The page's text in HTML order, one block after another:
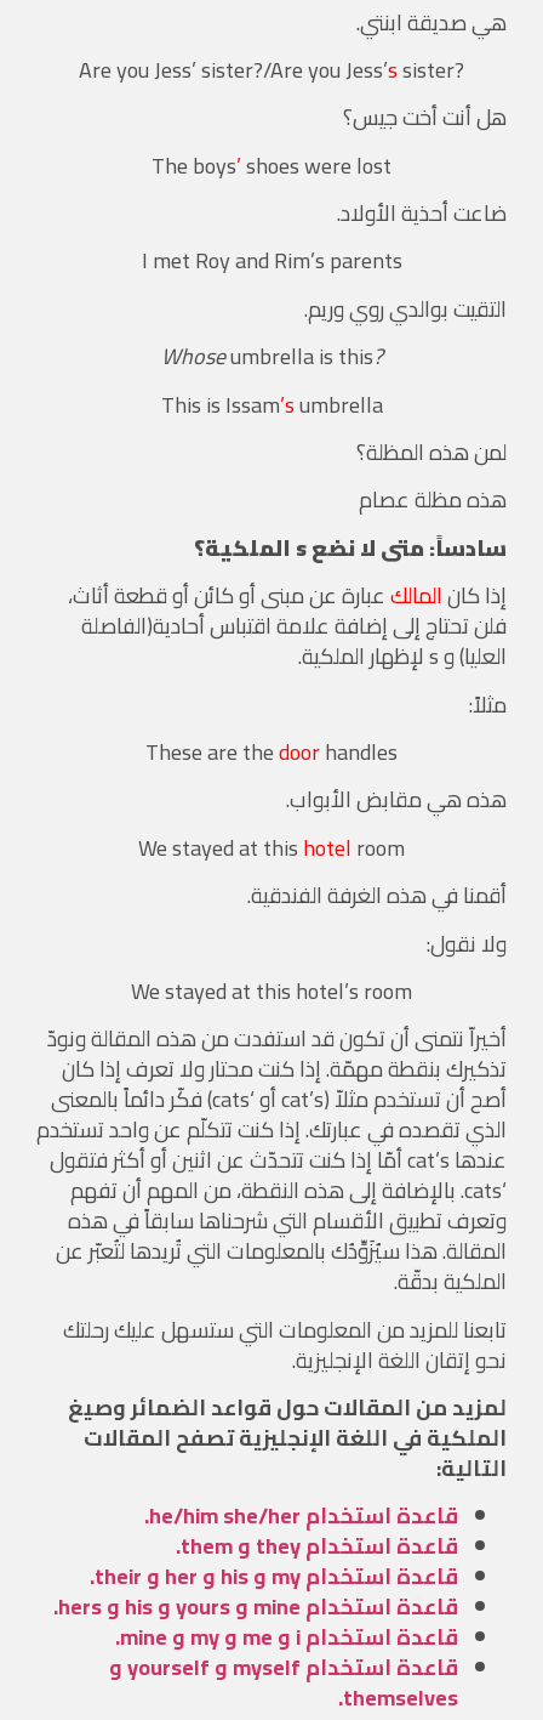
هي صديقة ابنتي.
?Are you Jess
’sister?/Are you Jess’ssister
هل أنت أخت جيس؟
The boys’shoes were lost
ضاعت أحذية الأولاد.
I met Roy and Rim’sparents
التقيت بوالدي روي وريم.
?Whose
umbrella is this
This is Issam’sumbrella
لمن هذه المظلة؟
هذه مظلة عصام
سادساً: متى لا نضع s الملكية؟
إذا كانالمالكعبارة عن مبنى أو كائن أو قطعة أثاث،
فلن تحتاج إلى إضافة علامة اقتباس أحادية(الفاصلة
العليا) و s لإظهار الملكية.
مثلاً:
These are thedoorhandles
هذه هي مقابض الأبواب.
We stayed at thishotelroom
أقمنا في هذه الغرفة الفندقية.
ولا نقول:
We stayed at this hotel’s room
أخيراّ نتمنى أن تكون قد استفدت من هذه المقالة ونودّ
تذكيرك بنقطة مهمّة. إذا كنت محتار ولا تعرف إذا كان
أصح أن تستخدم مثلاّ (cat’s أو ‘cats) فكّر دائماً بالمعنى
الذي تقصده في عبارتك. إذا كنت تتكلّم عن واحد تستخدم
عندها cat’s أمّا إذا كنت تتحدّث عن اثنين أو أكثر فتقول
‘cats. بالإضافة إلى هذه النقطة، من المهم أن تفهم
وتعرف تطبيق الأقسام التي شرحناها سابقاً في هذه
المقالة. هذا سيُزَوِّدُك بالمعلومات التي تُريدها لتُعبّر عن
الملكية بدقّة.
تابعنا للمزيد من المعلومات التي ستسهل عليك رحلتك
نحو إتقان اللغة الإنجليزية.
لمزيد من المقالات حول قواعد الضمائر وصيغ
الملكية في اللغة الإنجليزية تصفح المقالات
التالية:
قاعدة استخدام he/him she/her.
قاعدة استخدام they و them.
قاعدة استخدام my و his و her و their.
قاعدة استخدام mine و yours و his و hers.
قاعدة استخدام i و me و my و mine.
قاعدة استخدام myself و yourself و
themselves.